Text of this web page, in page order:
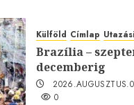
Külföld Címlap
Brazília –
decemberig
0